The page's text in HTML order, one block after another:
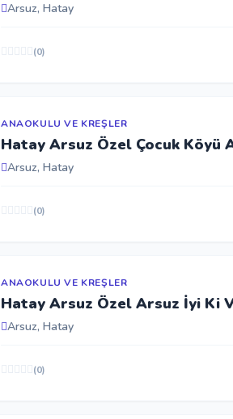
Arsuz, Hatay
(0)
ANAOKULU VE KREŞLER
Hatay Arsuz Özel Çocuk Köyü
Arsuz, Hatay
(0)
ANAOKULU VE KREŞLER
Hatay Arsuz Özel Arsuz İyi Ki
Arsuz, Hatay
(0)